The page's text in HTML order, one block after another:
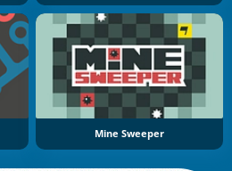
Mine Sweeper